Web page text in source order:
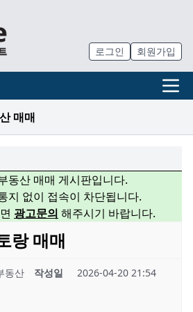
로그인 회원가입
매매
동산 매매 게시판입니다.
지 없이 접속이 차단됩니다.
광고문의 해주시기 바랍니다.
랑 매매
동산 작성일 2026-04-20 21:54